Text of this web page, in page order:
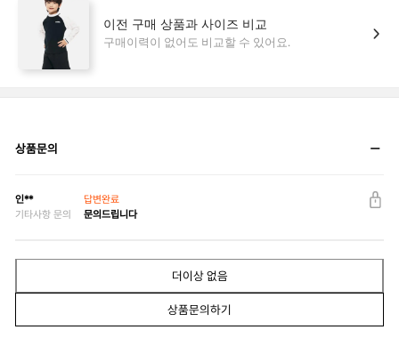
상품문의
인**
답변완료
기타사항 문의
문의드립니다
더이상 없음
상품문의하기